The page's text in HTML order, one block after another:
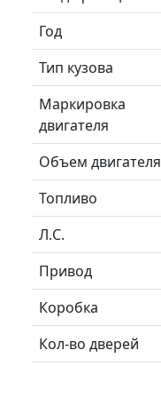
Год
Тип кузова
Маркировка
двигателя
Объем двигателя
Топливо
Л.C.
Привод
Коробка
Кол-во дверей